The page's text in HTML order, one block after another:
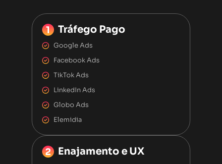
Tráfego Pago
Google Ads
Facebook Ads
TikTok Ads
LinkedIn Ads
Globo Ads
Elemidia
Enajamento e UX